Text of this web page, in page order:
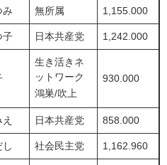
み 無所属 1,155.000
子 日本共産党 1,242.000
生き活きネ
ットワーク
鴻巣/吹上
930.000
日本共産党 858.000
し 社会民主党 1,162.960